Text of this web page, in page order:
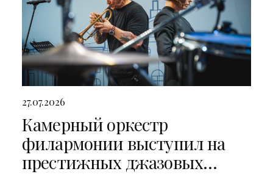
27.07.2026
Камерный оркестр
филармонии выступил на
престижных джазовых